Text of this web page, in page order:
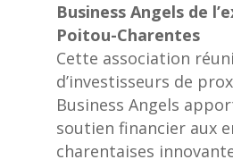
Business Angels de
Poitou-Charentes
Cette association
d’investisseurs de
Business Angels
soutien financier aux
charentaises